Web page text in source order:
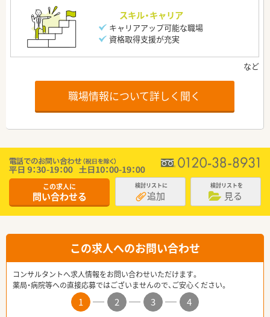
スキル・キャリア
キャリアアップ可能な職場
資格取得支援が充実
職場情報について詳しく聞く
この求人に
問い合わせる
検討リストに
追加
検討リストを
見る
この求人へのお問い合わせ
コンサルタントへ求人情報をお問い合わせいただけます。
薬局・病院等への直接応募ではございませんので、ご安心ください。
1 2 3
4